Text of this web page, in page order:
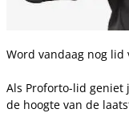
Word vandaag nog
Als Proforto-lid geniet
de hoogte van de